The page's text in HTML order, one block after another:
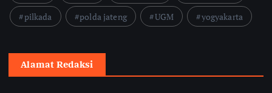
pilkada
polda jateng UGM yogyakarta
Alamat Redaksi